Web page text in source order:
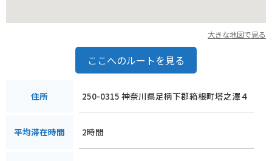
大きな地図で見る
ここへのルートを見る
住所 250-0315 神奈川県足柄下郡箱根町塔之澤４
平均滞在時間 2時間